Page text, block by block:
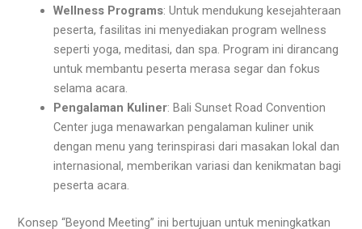
Wellness Programs: Untuk mendukung kesejahteraan
peserta, fasilitas ini menyediakan program wellness
seperti yoga, meditasi, dan spa. Program ini dirancang
untuk membantu peserta merasa segar dan fokus
selama acara.
Pengalaman Kuliner: Bali Sunset Road Convention
Center juga menawarkan pengalaman kuliner unik
dengan menu yang terinspirasi dari masakan lokal dan
internasional, memberikan variasi dan kenikmatan bagi
peserta acara.
Konsep “Beyond Meeting” ini bertujuan untuk meningkatkan